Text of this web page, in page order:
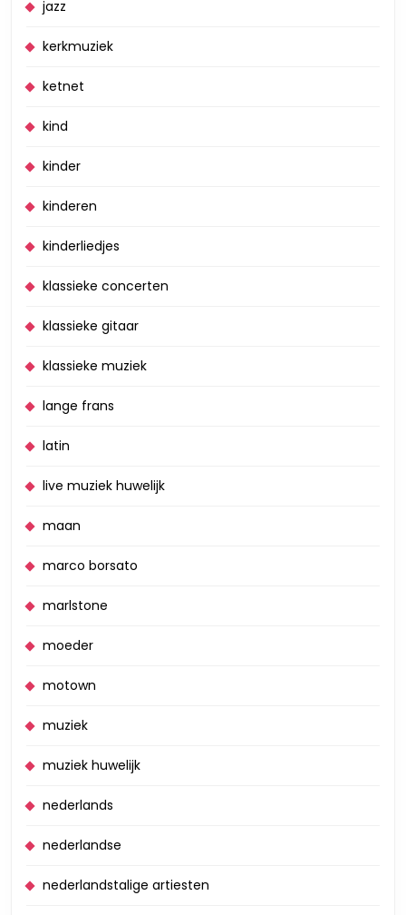
jazz
kerkmuziek
ketnet
kind
kinder
kinderen
kinderliedjes
klassieke concerten
klassieke gitaar
klassieke muziek
lange frans
latin
live muziek huwelijk
maan
marco borsato
marlstone
moeder
motown
muziek
muziek huwelijk
nederlands
nederlandse
nederlandstalige artiesten